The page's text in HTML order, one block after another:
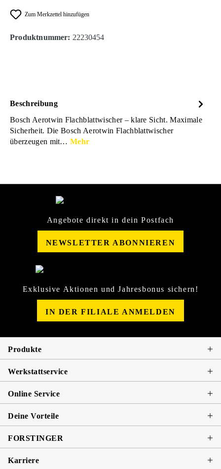
Zum Merkzettel hinzufügen
Produktnummer: 22230454
Beschreibung
Bosch Aerotwin Flachblattwischer – klare Sicht. Maximale
Sicherheit. Die Bosch Aerotwin Flachblattwischer
überzeugen mit…Mehr
Angebote direkt in dein Postfach
NEWSLETTER ABONNIEREN
Exklusive Aktionen und Jahresbonus sichern!
IN DER FILIALE ANMELDEN
Produkte
Werkstattservice
Online Service
Deine Vorteile
FORSTINGER
Karriere